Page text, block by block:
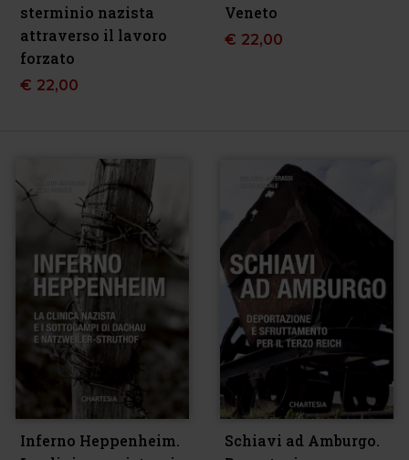
sterminio nazista
attraverso il lavoro
forzato
€ 22,00
Veneto
€ 22,00
Inferno Heppenheim.
Schiavi ad Amburgo.